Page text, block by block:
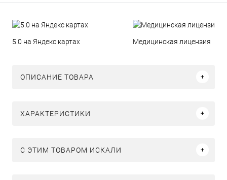
5.0 на Яндекс картах Медицинская лицензия
ОПИСАНИЕ ТОВАРА
ХАРАКТЕРИСТИКИ
C ЭТИМ ТОВАРОМ ИСКАЛИ